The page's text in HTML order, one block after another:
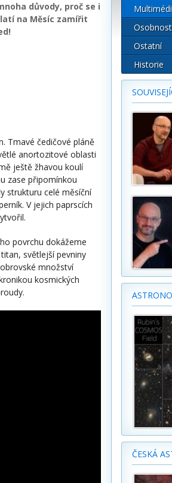
důvody, proč se i
na Měsíc zamířit
Tmavé čedičové pláně
anortozitové oblasti
ještě žhavou koulí
zase připomínkou
strukturu celé měsíční
V jejich paprscích
povrchu dokážeme
světlejší pevniny
množství
kosmických
Ostatní
Historie
ČESKÁ